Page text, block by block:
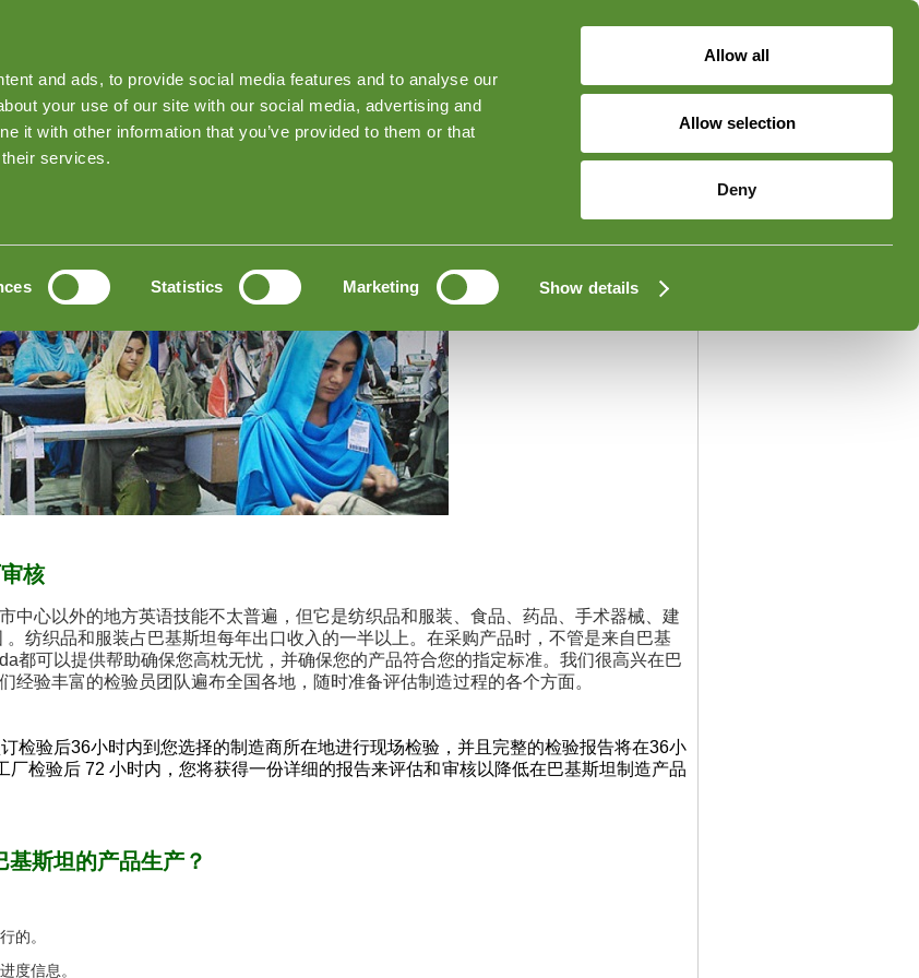
and ads, to provide social media features and to analyse our
your use of our site with our social media, advertising and
it with other information that you’ve provided to them or that
services.
Statistics Marketing Show details
Allow all
Allow selection
Deny
Keep me Logged in
Forgot Your Password?
News Inspection quote 联系方式
审核
核
中心以外的地方英语技能不太普遍，但它是纺织品和服装、食品、药品、手术器械、建
。 纺织品和服装占巴基斯坦每年出口收入的一半以上。在采购产品时，不管是来自巴基
都可以提供帮助确保您高枕无忧，并确保您的产品符合您的指定标准。我们很高兴在巴
经验丰富的检验员团队遍布全国各地，随时准备评估制造过程的各个方面。
检验后36小时内到您选择的制造商所在地进行现场检验，并且完整的检验报告将在36小
厂检验后 72 小时内，您将获得一份详细的报告来评估和审核以降低在巴基斯坦制造产品
斯坦的产品生产？
的。
度信息。